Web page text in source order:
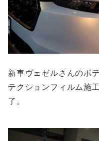
新車ヴェゼルさんのボ
テクションフィルム施
了。